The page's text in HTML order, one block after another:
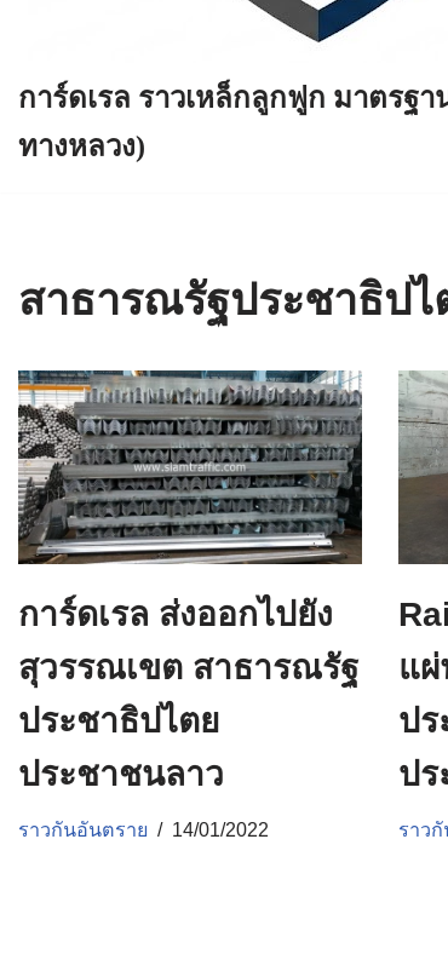
การ์ดเรล ราวเหล็กลูกฟูก มาตรฐา
ทางหลวง)
สาธารณรัฐประชาธิป
การ์ดเรล ส่งออกไปยัง
สุวรรณเขต สาธารณรัฐ
ประชาธิปไตย
ประชาชนลาว
ราวกันอันตราย 14/01/2022
แ
ปร
ปร
ราว